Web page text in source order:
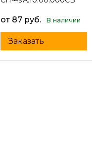
от 87 руб. В наличии
Заказать